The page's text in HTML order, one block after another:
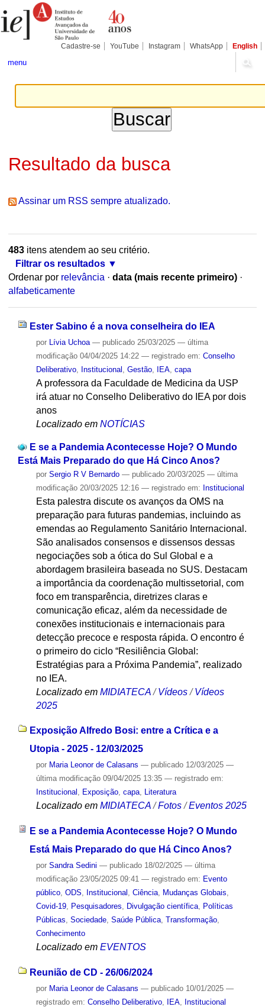
para
conteúdo.
Pessoais
Cadastre-se YouTube Instagram WhatsApp English
menu
Resultado da busca
Assinar um RSS sempre atualizado.
483itens atendem ao seu critério.
Filtrar os resultados
Ordenar por relevância · data (mais recente primeiro) ·
alfabeticamente
Ester Sabino é a nova conselheira do IEA
por Lívia Uchoa — publicado25/03/2025 — última
modificação04/04/2025 14:22 — registrado em: Conselho
Deliberativo, Institucional Gestão, IEA, capa
A professora da Faculdade de Medicina da USP
irá atuar no Conselho Deliberativo do IEA por dois
anos
Localizado em NOTÍCIAS
E se a Pandemia Acontecesse Hoje? O Mundo
Está Mais Preparado do que Há Cinco Anos?
por Sergio R V Bernardo — publicado20/03/2025 — última
modificação20/03/2025 12:16 — registrado em: Institucional
Esta palestra discute os avanços da OMS na
preparação para futuras pandemias, incluindo as
emendas ao Regulamento Sanitário Internacional.
São analisados consensos e dissensos dessas
negociações sob a ótica do Sul Global e a
abordagem brasileira baseada no SUS. Destacam
a importância da coordenação multissetorial, com
foco em transparência, diretrizes claras e
comunicação eficaz, além da necessidade de
conexões institucionais e internacionais para
detecção precoce e resposta rápida. O encontro é
o primeiro do ciclo “Resiliência Global:
Estratégias para a Próxima Pandemia”, realizado
no IEA.
Localizado em MIDIATECA /Vídeos /Vídeos
2025
Exposição Alfredo Bosi: entre a Crítica e a
Utopia - 2025 - 12/03/2025
por Maria Leonor de Calasans — publicado12/03/2025 —
última modificação09/04/2025 13:35 — registrado em:
Institucional , Exposição, capa, Literatura
Localizado em MIDIATECA /Fotos /Eventos 2025
E se a Pandemia Acontecesse Hoje? O Mundo
Está Mais Preparado do que Há Cinco Anos?
por Sandra Sedini — publicado18/02/2025 — última
modificação23/05/2025 09:41 — registrado em: Evento
público, ODS, Institucional , Ciência, Mudanças Globais,
Covid-19, Pesquisadores, Divulgação científica, Políticas
Públicas, Sociedade, Saúde Pública, Transformação,
Conhecimento
Localizado em EVENTOS
Reunião de CD - 26/06/2024
por Maria Leonor de Calasans — publicado10/01/2025 —
registrado em: Conselho Deliberativo, IEA, Institucional